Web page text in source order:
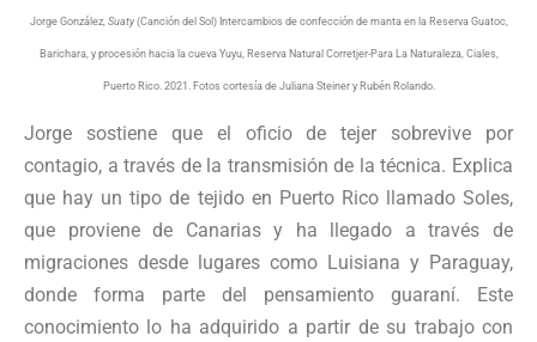
Jorge González, Suaty(Canción del Sol) Intercambios de confección de manta en la Reserva Guatoc,
Barichara, y procesión hacia la cueva Yuyu, Reserva Natural Corretjer-Para La Naturaleza, Ciales,
Puerto Rico. 2021. Fotos cortesía de Juliana Steiner y Rubén Rolando.
Jorge sostiene que el oficio de tejer sobrevive por
contagio, a través de la transmisión de la técnica. Explica
que hay un tipo de tejido en Puerto Rico llamado Soles,
que proviene de Canarias y ha llegado a través de
migraciones desde lugares como Luisiana y Paraguay,
donde forma parte del pensamiento guaraní. Este
conocimiento lo ha adquirido a partir de su trabajo con